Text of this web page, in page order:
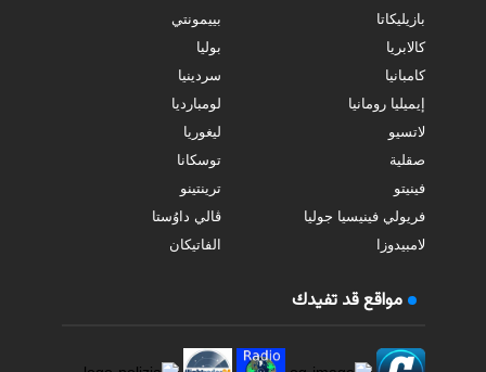
بازيليكاتا
بييمونتي
كالابريا
بوليا
كامبانيا
سردينيا
إيميليا رومانيا
لومبارديا
لاتسيو
ليغوريا
صقلية
توسكانا
فينيتو
ترينتينو
فريولي فينيسيا جوليا
ڤالي داوُستا
لامبيدوزا
الفاتيكان
مواقع قد تفيدك